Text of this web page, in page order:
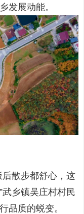
发展动能。
散步都舒心，这
武乡镇吴庄村村民
品质的蜕变。